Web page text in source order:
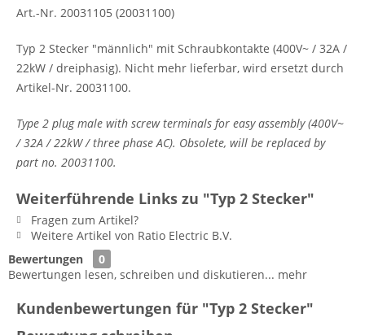
Art.-Nr. 20031105 (20031100)
Typ 2 Stecker "männlich" mit Schraubkontakte (400V~ / 32A /
22kW / dreiphasig). Nicht mehr lieferbar, wird ersetzt durch
Artikel-Nr. 20031100.
Type 2 plug male with screw terminals for easy assembly (400V~
/ 32A / 22kW / three phase AC). Obsolete, will be replaced by
part no. 20031100.
Weiterführende Links zu "Typ 2 Stecker"
Fragen zum Artikel?
Weitere Artikel von Ratio Electric B.V.
Bewertungen
0
Bewertungen lesen, schreiben und diskutieren... mehr
Kundenbewertungen für "Typ 2 Stecker"